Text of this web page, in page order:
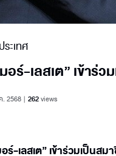
ระเทศ
อร์-เลสเต” เข้าร่
. 2568 262views
ร์-เลสเต” เข้าร่วมเป็นส